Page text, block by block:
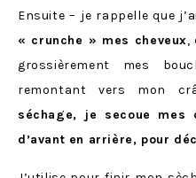
Ensuite – je rappelle que
« crunche » mes cheveux,
grossièrement mes
remontant vers mon
séchage, je secoue mes
d’avant en arrière, pour